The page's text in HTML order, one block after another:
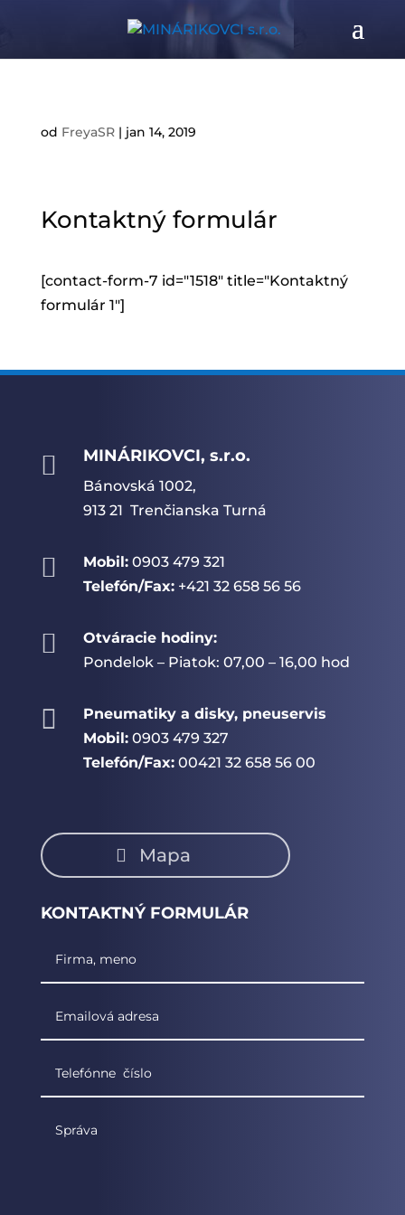
od FreyaSR| jan 14, 2019
Kontaktný formulár
[contact-form-7 id="1518" title="Kontaktný
formulár 1"]
 MINÁRIKOVCI, s.r.o.
Bánovská 1002,
913 21 Trenčianska Turná
 Mobil:0903 479 321
Telefón/Fax:+421 32 658 56 56

Otváracie hodiny:
Pondelok – Piatok: 07,00 – 16,00 hod

Pneumatiky a disky, pneuservis
Mobil:0903 479 327
Telefón/Fax:00421 32 658 56 00
Mapa
KONTAKTNÝ FORMULÁR